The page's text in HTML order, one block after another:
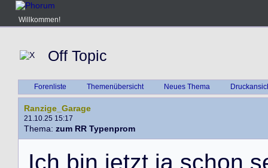
Willkommen!
Off Topic
Forenliste Themenübersicht Neues Thema
Ranzige_Garage
21.10.25 15:17
Thema: zum RR Typenprom
Ich bin jetzt ja schon s